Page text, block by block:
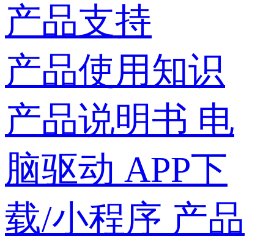
产品支持
产品使用知识
产品说明书 电
脑驱动 APP下
载/小程序 产品